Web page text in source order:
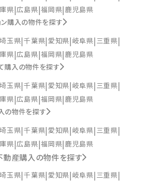
県 広島県 福岡県 鹿児島県
ン購入の物件を探す
埼玉県 千葉県 愛知県 岐阜県 三重県
県 広島県 福岡県 鹿児島県
購入の物件を探す
埼玉県 千葉県 愛知県 岐阜県 三重県
県 広島県 福岡県 鹿児島県
の物件を探す
埼玉県 千葉県 愛知県 岐阜県 三重県
県 広島県 福岡県 鹿児島県
動産購入の物件を探す
埼玉県 千葉県 愛知県 岐阜県 三重県